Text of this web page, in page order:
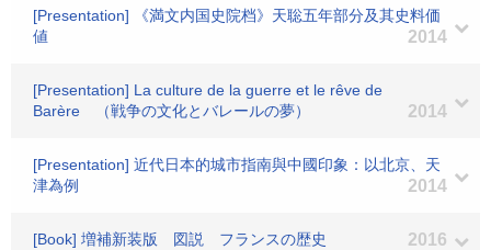
[Presentation] 《満文内国史院档》天聡五年部分及其史料価
値
2014
[Presentation] La culture de la guerre et le rêve de
Barère （戦争の文化とバレールの夢）
2014
[Presentation] 近代日本的城市指南與中國印象：以北京、天
津為例
2014
[Book] 増補新装版 図説 フランスの歴史 2016